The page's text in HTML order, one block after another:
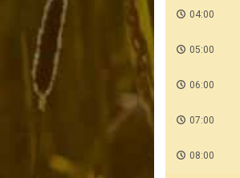
04:00
05:00
06:00
07:00
08:00